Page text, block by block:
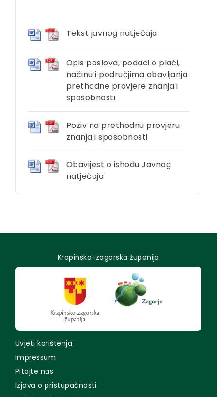
Tekst javnog natječaja
Opis poslova, podaci o plaći,
načinu i područjima obavljanja
prethodne provjere znanja i
sposobnosti
Poziv na prethodnu provjeru
znanja i sposobnosti
Obavijest o ishodu Javnog
natječaja
Krapinsko-zagorska županija
Uvjeti korištenja
Impressum
Pitajte nas
Izjava o pristupačnosti